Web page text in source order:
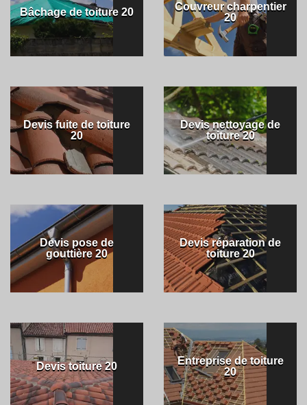
Bâchage de toiture 20
Couvreur charpentier
20
Devis fuite de toiture
20
Devis nettoyage de
toiture 20
Devis pose de
gouttière 20
Devis réparation de
toiture 20
Devis toiture 20
Entreprise de toiture
20